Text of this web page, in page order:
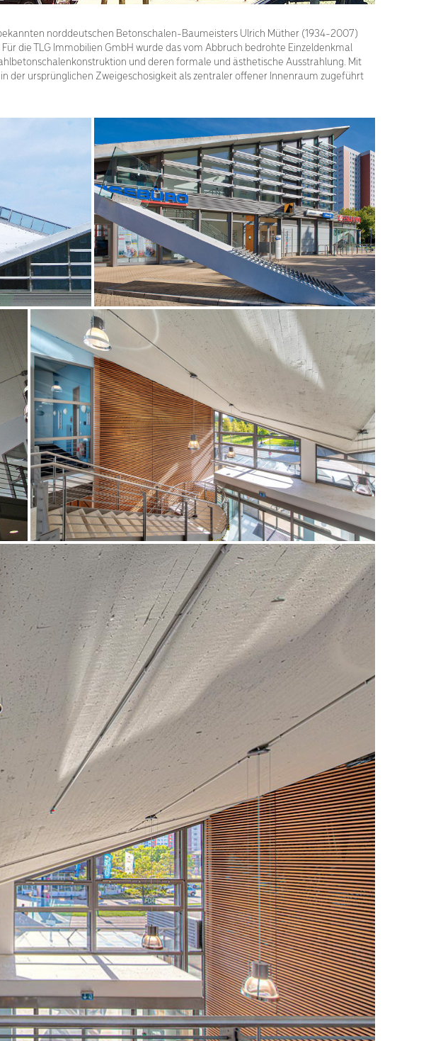
norddeutschen Betonschalen-Baumeisters Ulrich Müther (1934-2007)
die TLG Immobilien GmbH wurde das vom Abbruch bedrohte Einzeldenkmal
und deren formale und ästhetische Ausstrahlung. Mit
ursprünglichen Zweigeschosigkeit als zentraler offener Innenraum zugeführt